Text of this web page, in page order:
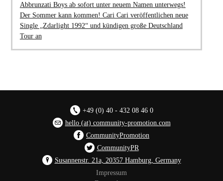
Abbrunzati Boys ab sofort unter neuem Namen unterwegs!
Der Sommer kann kommen! Cari Cari veröffentlichen neue
Single „Zdarlight 1992“ und kündigen große Deutschland
Tour an
+49 (0) 40 - 432 08 46 0
hello (at) community-promotion.com
CommunityPromotion
CommunityPR
Susannenstr. 21a, 20357 Hamburg, Germany
Impressum